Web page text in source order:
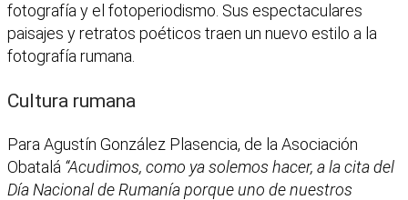
fotografía y el fotoperiodismo. Sus espectaculares
paisajes y retratos poéticos traen un nuevo estilo a la
fotografía rumana.
Cultura rumana
Para Agustín González Plasencia, de la Asociación
Obatalá “Acudimos, como ya solemos hacer, a la cita del
Día Nacional de Rumanía porque uno de nuestros